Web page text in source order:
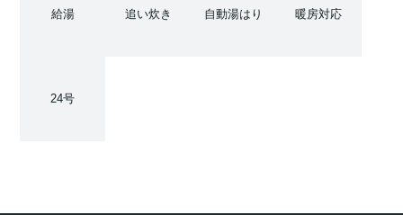
給湯 追い炊き 自動湯はり 暖房対応
24号